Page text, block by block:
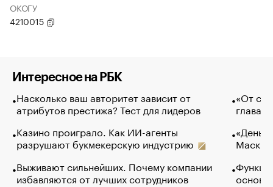
ОКОГУ
4210015
Интересное на РБК
Насколько ваш авторитет зависит от
атрибутов престижа? Тест для лидеров
Казино проиграло. Как ИИ-агенты
разрушают букмекерскую индустрию
Выживают сильнейших. Почему компании
избавляются от лучших сотрудников
«От
глава
Маск в
основ